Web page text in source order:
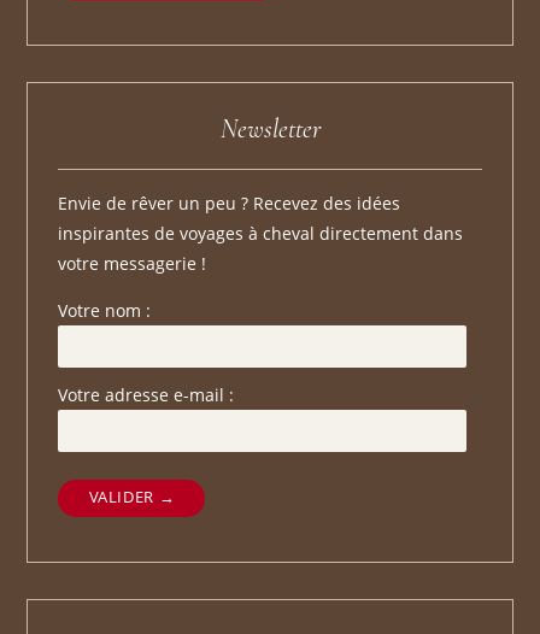
Newsletter
Envie de rêver un peu ? Recevez des idées
inspirantes de voyages à cheval directement dans
votre messagerie !
Votre nom :
Votre adresse e-mail :
VALIDER →